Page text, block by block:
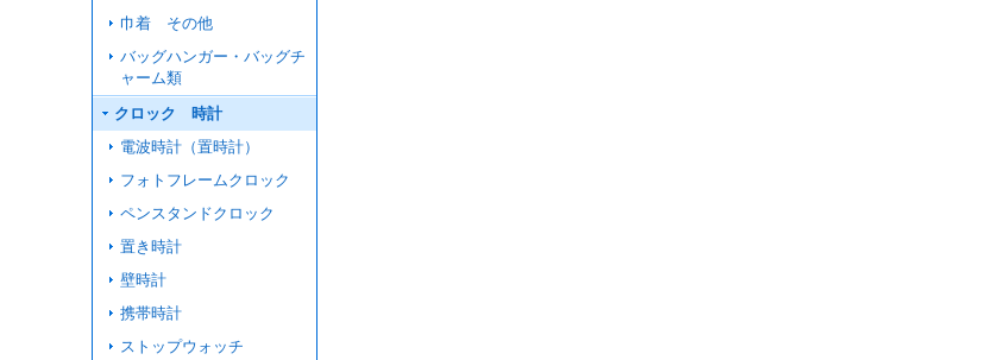
巾着 その他
バッグハンガー・バッグチ
ャーム類
クロック 時計
電波時計（置時計）
フォトフレームクロック
ペンスタンドクロック
置き時計
壁時計
携帯時計
ストップウォッチ